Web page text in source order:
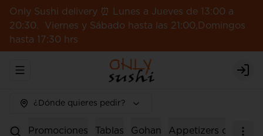
Only Sushi delivery ⏰ Lunes a Jueves de 13:00 a
20:30. Viernes y Sábado hasta las 21:00,Domingos
hasta 17:30 hrs
Abrir menu de navegación
¿Dónde quieres pedir?
Promociones Tablas Gohan Appetizers calientes